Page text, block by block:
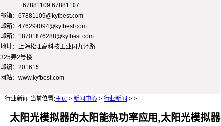
67881109 67881107
邮箱：67881109@kyfbest.com
邮箱：476294094@kyfbest.com
邮箱：18701876288@kyfbest.com
地址：上海松江高科技工业园九泾路
325弄2号楼
邮编：201615
网站：www.kyfbest.com
行业新闻 当前位置:主页 > 新闻中心 > 行业新闻 > >
太阳光模拟器的太阳能热功率应用,太阳光模拟器